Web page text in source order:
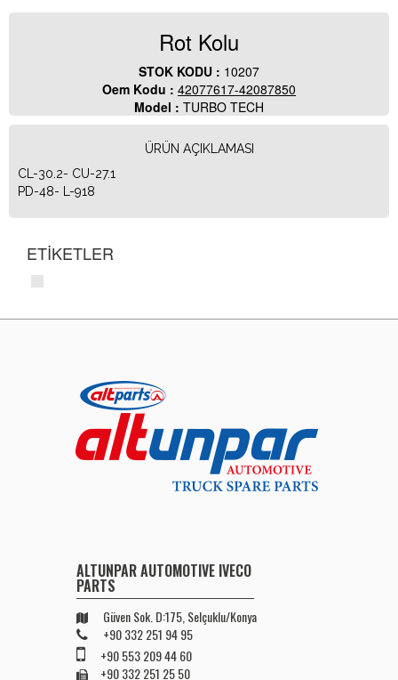
Rot Kolu
STOK KODU : 10207
Oem Kodu : 42077617-42087850
Model : TURBO TECH
ÜRÜN AÇIKLAMASI
CL-30.2- CU-27.1
PD-48- L-918
ETİKETLER
ALTUNPAR AUTOMOTIVE IVECO
PARTS
Güven Sok. D:175, Selçuklu/Konya
+90 332 251 94 95
+90 553 209 44 60
+90 332 251 25 50